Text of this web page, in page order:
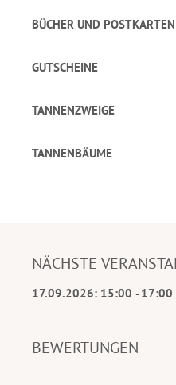
BÜCHER UND POSTKARTEN
GUTSCHEINE
TANNENZWEIGE
TANNENBÄUME
NÄCHSTE
17.09.2026: 15:00 - 17:00
BEWERTUNGEN